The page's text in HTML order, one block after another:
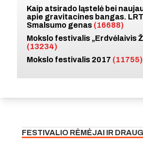
Kaip atsirado ląstelė bei
apie gravitacines bangas.
Smalsumo genas (16688)
Mokslo festivalis „Erdvėlaivis
(13234)
Mokslo festivalis 2017 (11755)
FESTIVALIO RĖMĖJAI IR